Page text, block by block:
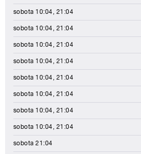
sobota 10:04, 21:04
sobota 10:04, 21:04
sobota 10:04, 21:04
sobota 10:04, 21:04
sobota 10:04, 21:04
sobota 10:04, 21:04
sobota 10:04, 21:04
sobota 10:04, 21:04
sobota 21:04